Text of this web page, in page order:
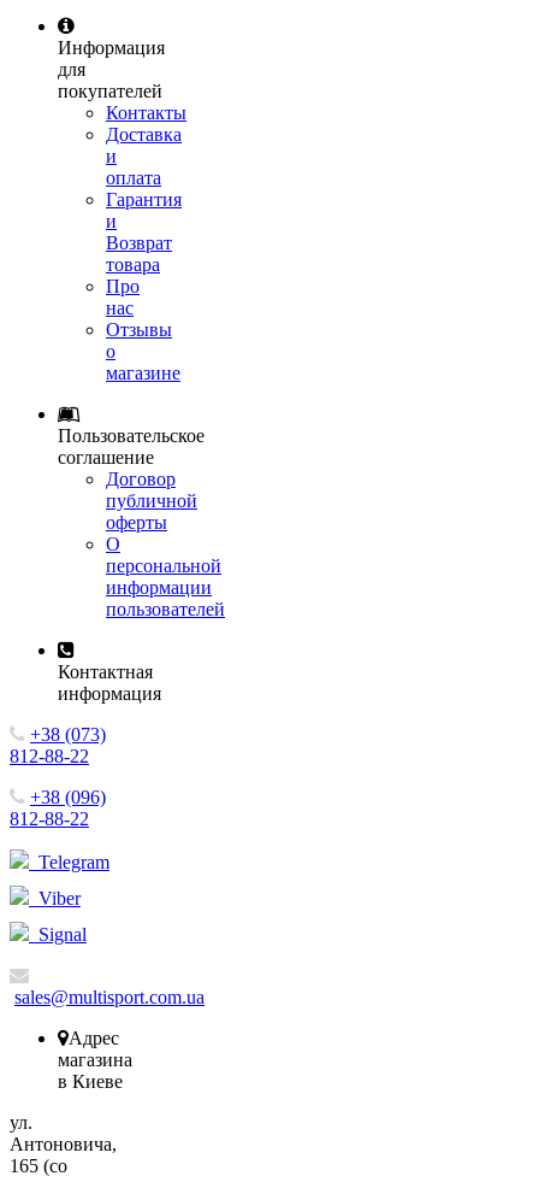
Информация
для
покупателей
Контакты
Доставка
и
оплата
Гарантия
и
Возврат
товара
Про
нас
Отзывы
о
магазине
Пользовательское
соглашение
Договор
публичной
оферты
О
персональной
информации
пользователей
Контактная
информация
+38 (073)
812-88-22
+38 (096)
812-88-22
Telegram
Viber
Signal
sales@multisport.com.ua
Адрес
магазина
в Киеве
ул.
Антоновича,
165 (со